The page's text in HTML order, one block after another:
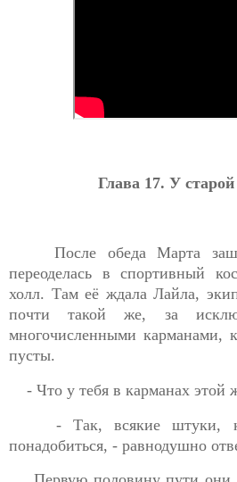
Глава 17. У
После обеда Марта
переоделась в спортивный
холл. Там её ждала Лайла,
почти такой же, за
многочисленными карманами,
пусты.
- Что у тебя в карманах этой
- Так, всякие штуки,
понадобиться, - равнодушно